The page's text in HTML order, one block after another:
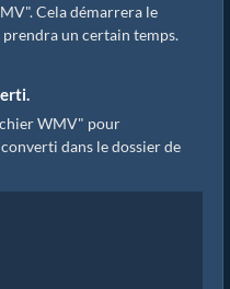
Cela démarrera le
un certain temps.
WMV" pour
dans le dossier de